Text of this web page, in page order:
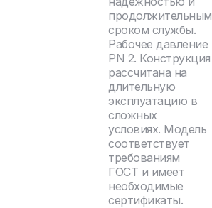
продолжительным
сроком службы.
Рабочее давление
PN 2. Конструкция
рассчитана на
длительную
эксплуатацию в
сложных
условиях. Модель
соответствует
требованиям
ГОСТ и имеет
необходимые
сертификаты.